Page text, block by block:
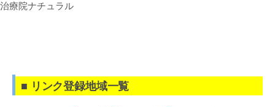
治療院ナチュラル
■ リンク登録地域一覧